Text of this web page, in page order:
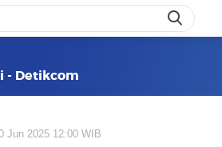
- Detikcom
Jun 2025 12:00 WIB